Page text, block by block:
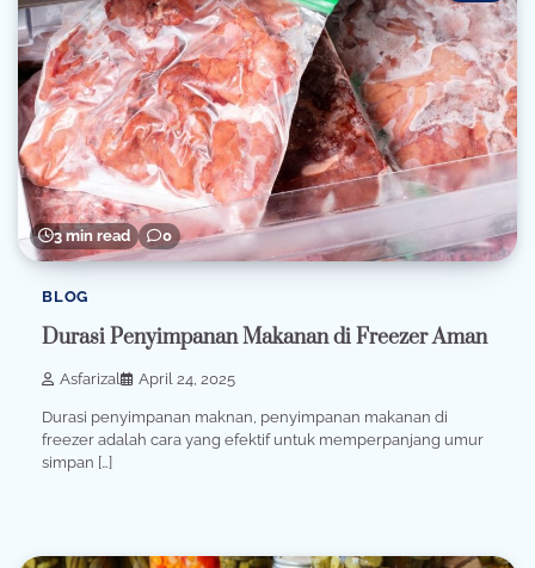
3 min read 0
BLOG
Durasi Penyimpanan Makanan di Freezer Aman
Asfarizal April 24, 2025
Durasi penyimpanan maknan, penyimpanan makanan di
freezer adalah cara yang efektif untuk memperpanjang umur
simpan […]